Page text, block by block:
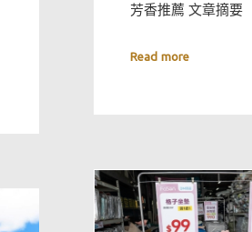
芳香推薦 文章摘
Read more